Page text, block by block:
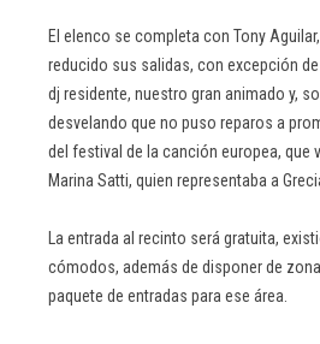
El elenco se completa con Tony
reducido sus salidas, con excepción
dj residente, nuestro gran animado y,
desvelando que no puso reparos a
del festival de la canción europea,
Marina Satti, quien representaba a
La entrada al recinto será gratuita,
cómodos, además de disponer de
paquete de entradas para ese área.